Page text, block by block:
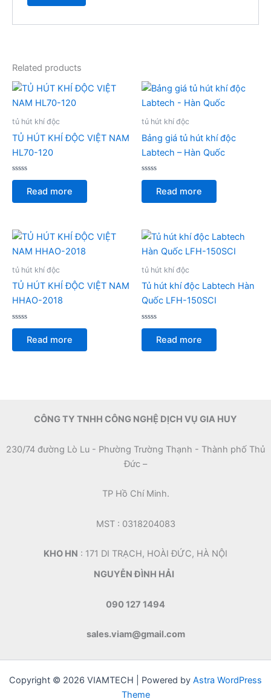
Related products
tủ hút khí độc
TỦ HÚT KHÍ ĐỘC VIỆT NAM
HL70-120
Rated
of
Read more
tủ hút khí độc
Bảng giá tủ hút khí độc
Labtech – Hàn Quốc
Rated
of
Read more
tủ hút khí độc
TỦ HÚT KHÍ ĐỘC VIỆT NAM
HHAO-2018
Rated
of
Read more
tủ hút khí độc
Tủ hút khí độc Labtech Hàn
Quốc LFH-150SCI
Rated
of
Read more
CÔNG TY TNHH CÔNG NGHỆ DỊCH VỤ GIA HUY
230/74 đường Lò Lu - Phường Trường Thạnh - Thành phố Thủ
Đức –
TP Hồ Chí Minh.
MST : 0318204083
KHO HN : 171 DI TRẠCH, HOÀI ĐỨC, HÀ NỘI
NGUYỄN ĐÌNH HẢI
090 127 1494
sales.viam@gmail.com
Copyright © 2026 VIAMTECH | Powered by Astra WordPress
Theme